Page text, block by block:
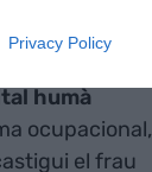
Privacy Policy
humà
ocupacional,
el frau